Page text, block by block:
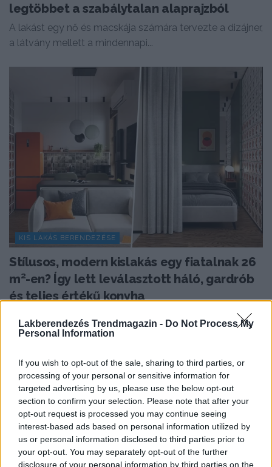
Lakberendezés Trendmagazin - Do Not Process My
Personal Information
If you wish to opt-out of the sale, sharing to third parties, or
processing of your personal or sensitive information for
targeted advertising by us, please use the below opt-out
section to confirm your selection. Please note that after your
opt-out request is processed you may continue seeing
interest-based ads based on personal information utilized by
us or personal information disclosed to third parties prior to
your opt-out. You may separately opt-out of the further
disclosure of your personal information by third parties on the
legtöbbet a szabálytalan alaprajzból
A lakást egy nő és macskája számára tervezte a dizájner,
a látvány mellett a mindennapi...
KIS LAKÁS BERENDEZÉSE
Stílusos, modern kislakás egy fiatalnak 26
m²-en? Így lett leválasztott háló, gardrób
és teljes értékű konyha
Mindössze 26 négyzetméteren kellett kialakítani egy
fiatal férfi számára olyan otthont, amelyben a kis
TOVÁBBIAK BETÖLTÉSE
Praktikus lakberendezési ötletek